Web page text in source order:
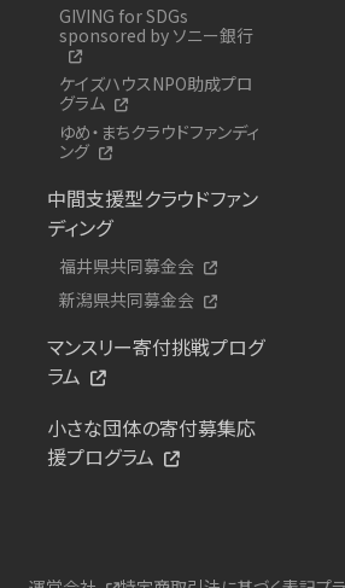
GIVING for SDGs
sponsored by ソニー銀行
ケイズハウスNPO助成プロ
グラム
ゆめ・まちクラウドファンディ
ング
中間支援型クラウドファン
ディング
福井県共同募金会
新潟県共同募金会
マンスリー寄付挑戦プログ
ラム
小さな団体の寄付募集応
援プログラム